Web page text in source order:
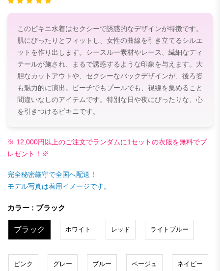
このビキニ水着はセクシーで誘惑的なデザインが特徴です。
肌にぴったりとフィットし、女性の曲線を引き立てるシルエ
ットを作り出します。シースルー素材やレース、繊細なディ
テールが施され、まるで誘惑するような印象を与えます。大
胆なカットアウトや、セクシーなバックデザインが、後ろ姿
も魅力的に演出。ビーチでもプールでも、視線を集めること
間違いなしのアイテムです。特別な日や夜にぴったりな、心
を引きつけるビキニです。
※ 12,000円以上のご注文でランダムに1セットの衣服を無料でプ
レゼント！※
完全秘密厳守で全国へ配送！
モデル写真は着用イメージです。
カラー : ブラック
ブラック ホワイト レッド ライトブルー
ピンク グレー ブルー ベージュ ネイビー